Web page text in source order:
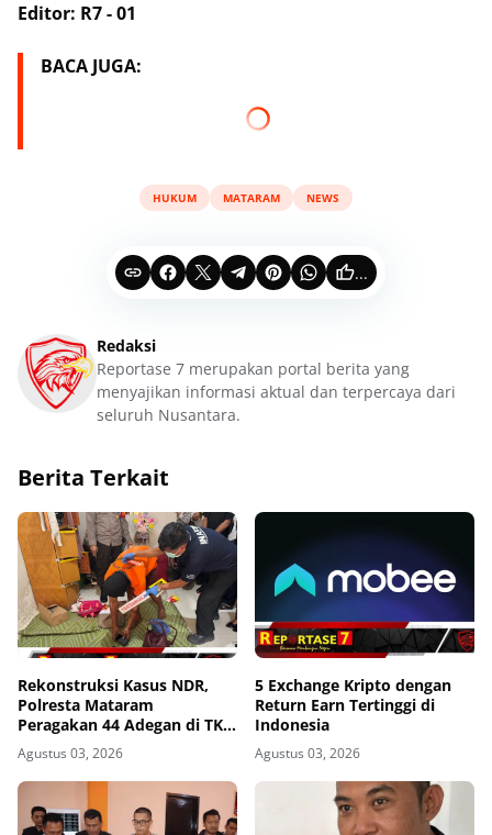
Editor: R7 - 01
BACA JUGA:
HUKUM MATARAM NEWS
...
Redaksi
Reportase 7 merupakan portal berita yang
menyajikan informasi aktual dan terpercaya dari
seluruh Nusantara.
Berita Terkait
Rekonstruksi Kasus NDR,
Polresta Mataram
Peragakan 44 Adegan di TKP
Kos Gomong
Agustus 03, 2026
5 Exchange Kripto dengan
Return Earn Tertinggi di
Indonesia
Agustus 03, 2026